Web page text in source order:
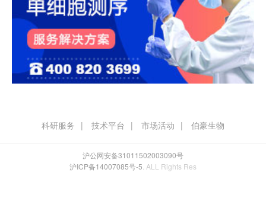
科研服务 技术平台 市场活动 伯豪生物
沪公网安备31011502003090号
沪ICP备14007085号-5 . ALL Rights Res